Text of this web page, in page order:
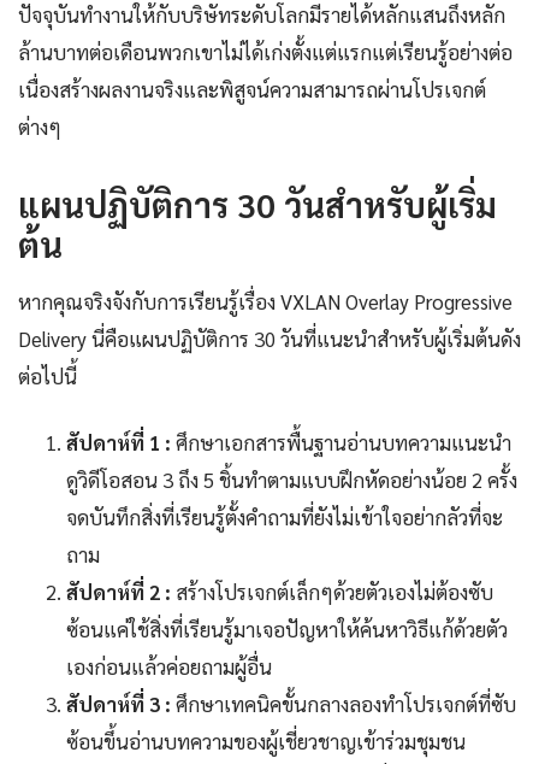
ปัจจุบันทำงานให้กับบริษัทระดับโลกมีรายได้หลักแสนถึงหลัก
ล้านบาทต่อเดือนพวกเขาไม่ได้เก่งตั้งแต่แรกแต่เรียนรู้อย่างต่อ
เนื่องสร้างผลงานจริงและพิสูจน์ความสามารถผ่านโปรเจกต์
ต่างๆ
แผนปฏิบัติการ 30 วันสำหรับผู้เริ่ม
ต้น
หากคุณจริงจังกับการเรียนรู้เรื่อง VXLAN Overlay Progressive
Delivery นี่คือแผนปฏิบัติการ 30 วันที่แนะนำสำหรับผู้เริ่มต้นดัง
ต่อไปนี้
สัปดาห์ที่ 1 : ศึกษาเอกสารพื้นฐานอ่านบทความแนะนำ
ดูวิดีโอสอน 3 ถึง 5 ชิ้นทำตามแบบฝึกหัดอย่างน้อย 2 ครั้ง
จดบันทึกสิ่งที่เรียนรู้ตั้งคำถามที่ยังไม่เข้าใจอย่ากลัวที่จะ
ถาม
สัปดาห์ที่ 2 : สร้างโปรเจกต์เล็กๆด้วยตัวเองไม่ต้องซับ
ซ้อนแค่ใช้สิ่งที่เรียนรู้มาเจอปัญหาให้ค้นหาวิธีแก้ด้วยตัว
เองก่อนแล้วค่อยถามผู้อื่น
สัปดาห์ที่ 3 : ศึกษาเทคนิคขั้นกลางลองทำโปรเจกต์ที่ซับ
ซ้อนขึ้นอ่านบทความของผู้เชี่ยวชาญเข้าร่วมชุมชน